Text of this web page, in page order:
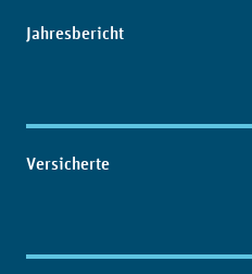
Inhaltsübersicht
Jahresbericht
Versicherte